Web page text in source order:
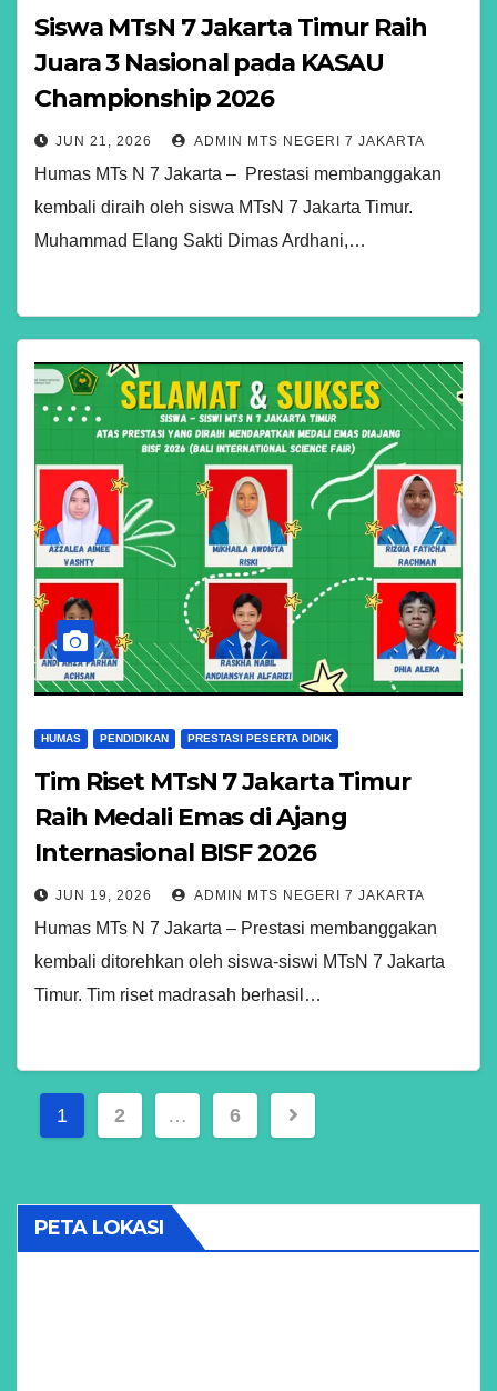
Siswa MTsN 7 Jakarta Timur Raih
Juara 3 Nasional pada KASAU
Championship 2026
JUN 21, 2026 ADMIN MTS NEGERI 7 JAKARTA
Humas MTs N 7 Jakarta – Prestasi membanggakan
kembali diraih oleh siswa MTsN 7 Jakarta Timur.
Muhammad Elang Sakti Dimas Ardhani,…
HUMAS PENDIDIKAN PRESTASI PESERTA DIDIK
Tim Riset MTsN 7 Jakarta Timur
Raih Medali Emas di Ajang
Internasional BISF 2026
JUN 19, 2026 ADMIN MTS NEGERI 7 JAKARTA
Humas MTs N 7 Jakarta – Prestasi membanggakan
kembali ditorehkan oleh siswa-siswi MTsN 7 Jakarta
Timur. Tim riset madrasah berhasil…
Paginasi
1 2 … 6
PETA LOKASI